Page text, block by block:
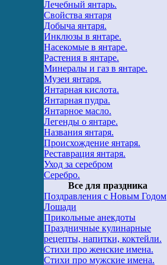
Лечебный янтарь.
Свойства янтаря
Добыча янтаря.
Инклюзы в янтаре.
Насекомые в янтаре.
Растения в янтаре.
Минералы и газ в янтаре.
Музеи янтаря.
Янтарная кислота.
Янтарная пудра.
Янтарное масло.
Легенды о янтаре.
Названия янтаря.
Происхождение янтаря.
Реставрация янтаря.
Уход за серебром
Серебро.
Все для праздника
Поздравления с Новым Годом
Лошади
Прикольные анекдоты
Праздничные кулинарные
рецепты, напитки, коктейли.
Стихи про женские имена.
Стихи про мужские имена.